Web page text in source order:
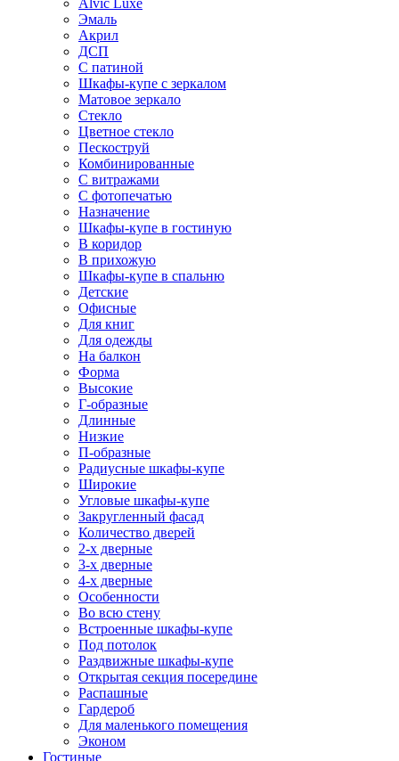
Alvic Luxe
Эмаль
Акрил
ДСП
С патиной
Шкафы-купе с зеркалом
Матовое зеркало
Стекло
Цветное стекло
Пескоструй
Комбинированные
С витражами
С фотопечатью
Назначение
Шкафы-купе в гостиную
В коридор
В прихожую
Шкафы-купе в спальню
Детские
Офисные
Для книг
Для одежды
На балкон
Форма
Высокие
Г-образные
Длинные
Низкие
П-образные
Радиусные шкафы-купе
Широкие
Угловые шкафы-купе
Закругленный фасад
Количество дверей
2-х дверные
3-х дверные
4-х дверные
Особенности
Во всю стену
Встроенные шкафы-купе
Под потолок
Раздвижные шкафы-купе
Открытая секция посередине
Распашные
Гардероб
Для маленького помещения
Эконом
Гостиные